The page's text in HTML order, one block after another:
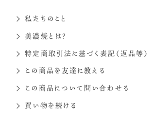
私たちのこと
美濃焼とは？
特定商取引法に基づく表記（返品等）
この商品を友達に教える
この商品について問い合わせる
買い物を続ける